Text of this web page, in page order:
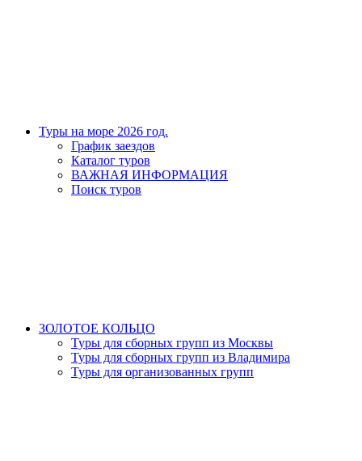
Туры на море 2026 год.
График заездов
Каталог туров
ВАЖНАЯ ИНФОРМАЦИЯ
Поиск туров
ЗОЛОТОЕ КОЛЬЦО
Туры для сборных групп из Москвы
Туры для сборных групп из Владимира
Туры для организованных групп